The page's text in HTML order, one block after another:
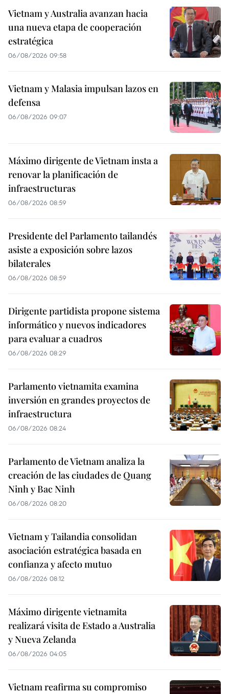
Vietnam y Australia avanzan hacia
una nueva etapa de cooperación
estratégica
06/08/2026 09:58
Vietnam y Malasia impulsan lazos en
defensa
06/08/2026 09:07
Máximo dirigente de Vietnam insta a
renovar la planificación de
infraestructuras
06/08/2026 08:59
Presidente del Parlamento tailandés
asiste a exposición sobre lazos
bilaterales
06/08/2026 08:59
Dirigente partidista propone sistema
informático y nuevos indicadores
para evaluar a cuadros
06/08/2026 08:29
Parlamento vietnamita examina
inversión en grandes proyectos de
infraestructura
06/08/2026 08:24
Parlamento de Vietnam analiza la
creación de las ciudades de Quang
Ninh y Bac Ninh
06/08/2026 08:20
Vietnam y Tailandia consolidan
asociación estratégica basada en
confianza y afecto mutuo
06/08/2026 08:12
Máximo dirigente vietnamita
realizará visita de Estado a Australia
y Nueva Zelanda
06/08/2026 04:05
Vietnam reafirma su compromiso